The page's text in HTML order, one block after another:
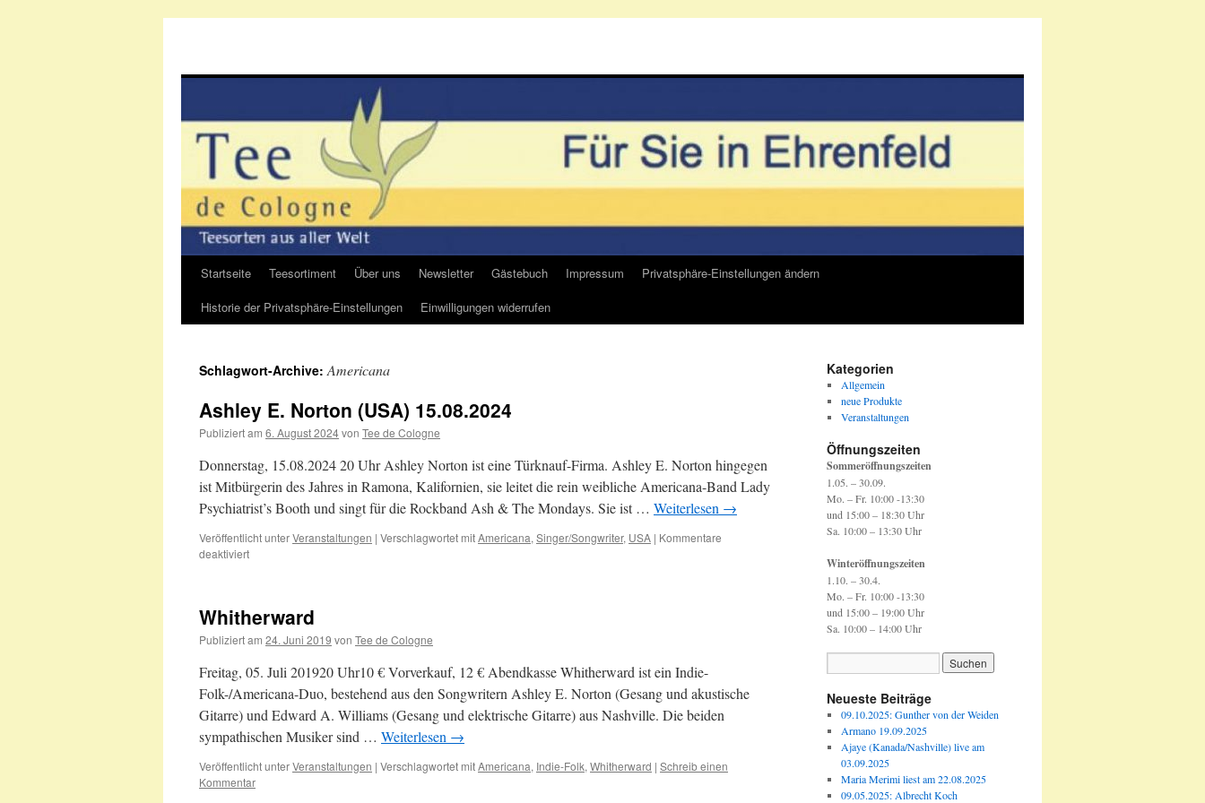
Zum
Inhalt
Startseite Teesortiment Über uns Newsletter Gästebuch Impressum
Privatsphäre-Einstellungen ändern
Historie der Privatsphäre-Einstellungen
Einwilligungen widerrufen
Schlagwort-Archive:Americana
Ashley E. Norton (USA) 15.08.2024
Publiziert am 6. August 2024von Tee de Cologne
Donnerstag, 15.08.2024 20 Uhr Ashley Norton ist eine Türknauf-Firma. Ashley E. Norton hingegen
ist Mitbürgerin des Jahres in Ramona, Kalifornien, sie leitet die rein weibliche Americana-Band Lady
Psychiatrist’s Booth und singt für die Rockband Ash & The Mondays. Sie ist … Weiterlesen →
Veröffentlicht unterVeranstaltungen | Verschlagwortet mitAmericana, Singer/Songwriter, USA | Kommentare
deaktiviertfür
(USA)
15.08.2024
Whitherward
Publiziert am 24. Juni 2019 von Tee de Cologne
Freitag, 05. Juli 201920 Uhr10 € Vorverkauf, 12 € Abendkasse Whitherward ist ein Indie-
Folk-/Americana-Duo, bestehend aus den Songwritern Ashley E. Norton (Gesang und akustische
Gitarre) und Edward A. Williams (Gesang und elektrische Gitarre) aus Nashville. Die beiden
sympathischen Musiker sind … Weiterlesen →
Veröffentlicht unterVeranstaltungen | Verschlagwortet mitAmericana, Indie-Folk, Whitherward | Schreib einen
Kommentar
Kategorien
Allgemein
neue Produkte
Veranstaltungen
Öffnungszeiten
Sommeröffnungszeiten
1.05. – 30.09.
Mo. – Fr. 10:00 -13:30
und 15:00 – 18:30 Uhr
Sa. 10:00 – 13:30 Uhr
Winteröffnungszeiten
1.10. – 30.4.
Mo. – Fr. 10:00 -13:30
und 15:00 – 19:00 Uhr
Sa. 10:00 – 14:00 Uhr
Neueste Beiträge
09.10.2025: Gunther von der Weiden
Armano 19.09.2025
Ajaye (Kanada/Nashville) live am
03.09.2025
Maria Merimi liest am 22.08.2025
09.05.2025: Albrecht Koch